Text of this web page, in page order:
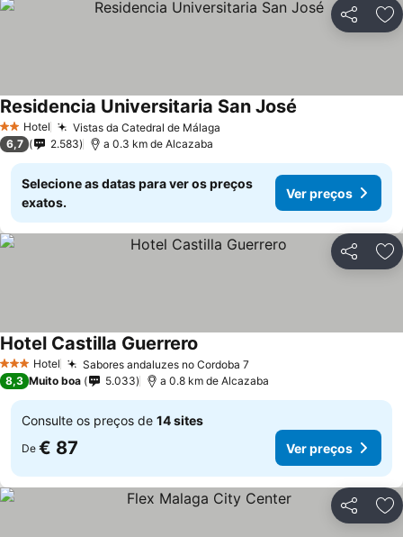
Partilhar
2 Estrelas
Hotel Vistas da Catedral de Málaga
Residencia Universitaria San José
6,7 2.583 a 0.3 km de Alcazaba
Selecione as datas para ver os preços
exatos.
Ver preços
Partilhar
3 EstrelasHotel Sabores andaluzes no Cordoba 7
Hotel Castilla Guerrero
8,3 Muito boa 5.033 a 0.8 km de Alcazaba
Consulte os preços de 14 sites
De € 87 Ver preços
Partilhar